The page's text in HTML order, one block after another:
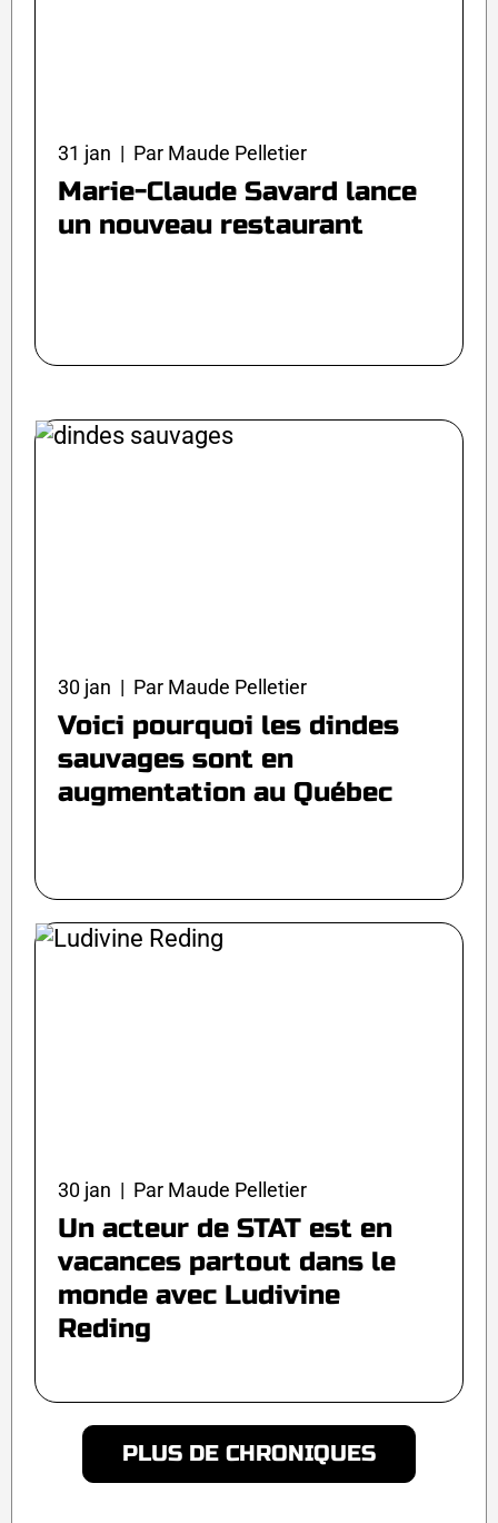
31 jan | Par Maude Pelletier
Marie-Claude Savard lance
un nouveau restaurant
30 jan | Par Maude Pelletier
Voici pourquoi les dindes
sauvages sont en
augmentation au Québec
30 jan | Par Maude Pelletier
Un acteur de STAT est en
vacances partout dans le
monde avec Ludivine
Reding
PLUS DE CHRONIQUES